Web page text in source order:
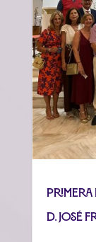
Primera
D. José